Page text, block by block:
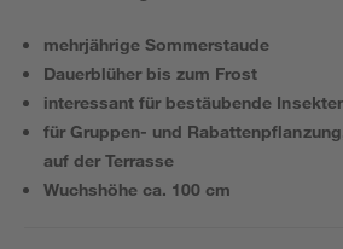
mehrjährige Sommerstaude
Dauerblüher bis zum Frost
interessant für bestäubende
für Gruppen- und
auf der Terrasse
Wuchshöhe ca. 100 cm